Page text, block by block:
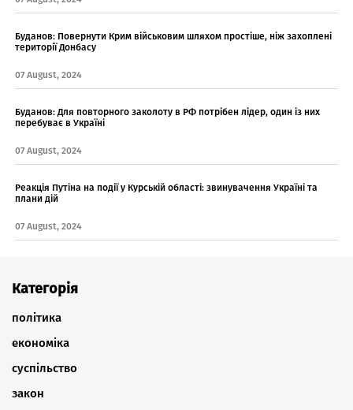
Буданов: Повернути Крим військовим шляхом простіше, ніж захоплені
території Донбасу
07 August, 2024
Буданов: Для повторного заколоту в РФ потрібен лідер, один із них
перебуває в Україні
07 August, 2024
Реакція Путіна на події у Курській області: звинувачення Україні та
плани дій
07 August, 2024
Категорія
політика
економіка
суспільство
закон